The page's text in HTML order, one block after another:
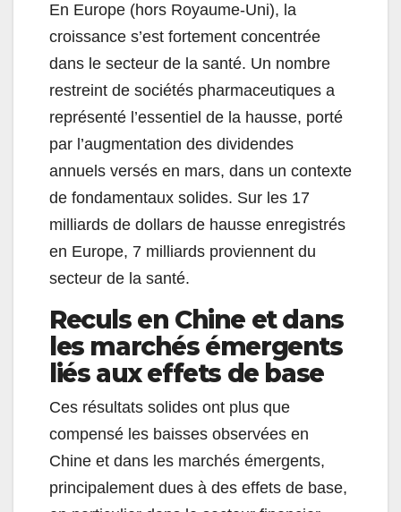
En Europe (hors Royaume-Uni), la
croissance s’est fortement concentrée
dans le secteur de la santé. Un nombre
restreint de sociétés pharmaceutiques a
représenté l’essentiel de la hausse, porté
par l’augmentation des dividendes
annuels versés en mars, dans un contexte
de fondamentaux solides. Sur les 17
milliards de dollars de hausse enregistrés
en Europe, 7 milliards proviennent du
secteur de la santé.
Reculs en Chine et dans
les marchés émergents
liés aux effets de base
Ces résultats solides ont plus que
compensé les baisses observées en
Chine et dans les marchés émergents,
principalement dues à des effets de base,